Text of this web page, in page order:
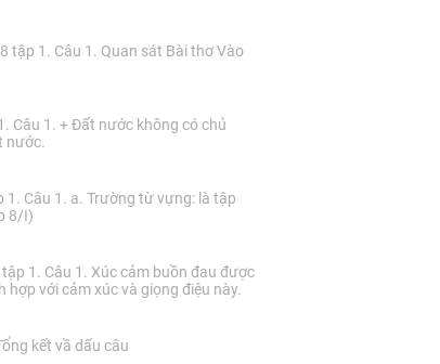
tập 1. Câu 1. Quan sát Bài thơ Vào
Câu 1. + Đất nước không có chủ
nước.
1. Câu 1. a. Trường từ vựng: là tập
8/I)
1. Câu 1. Xúc cảm buồn đau được
với cảm xúc và giọng điệu này.
kết vầ dấu câu